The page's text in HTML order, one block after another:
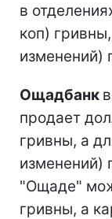
в
коп)
изменений)
Ощадбанк
продает
гривны, а
изменений)
"Ощаде"
гривны, а